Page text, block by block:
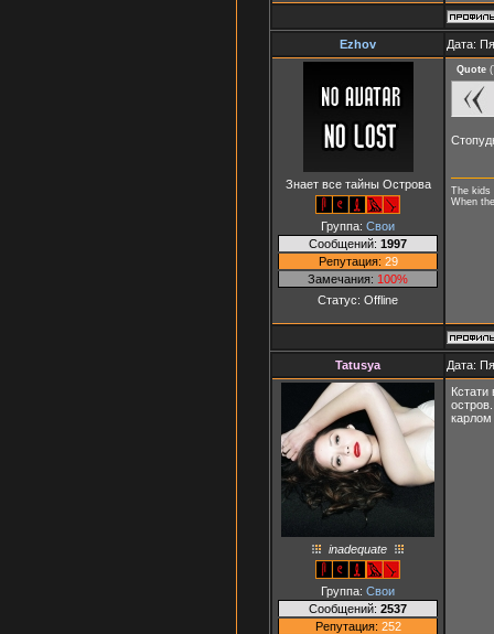
Ezhov Дата:
Знает все тайны Острова
Группа: Свои
Сообщений: 1997
Репутация: 29
Замечания: 100%
Статус: Offline
Quote (
The kids
When
Tatusya Дата:
inadequate
Группа: Свои
Сообщений: 2537
Репутация: 252
карлом